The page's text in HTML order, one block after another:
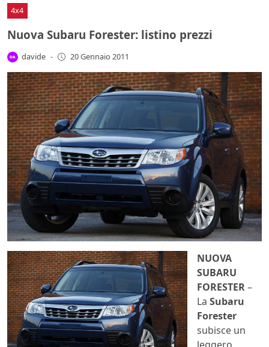
4x4
Nuova Subaru Forester: listino prezzi
davide - 20 Gennaio 2011
NUOVA
SUBARU
FORESTER–
La Subaru
Forester
subisce un
leggero